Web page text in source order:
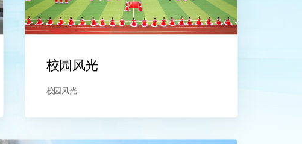
校园风光
校园风光